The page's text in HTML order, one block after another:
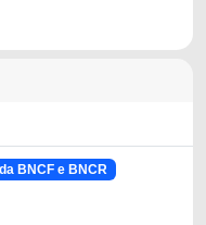
BNCF e BNCR